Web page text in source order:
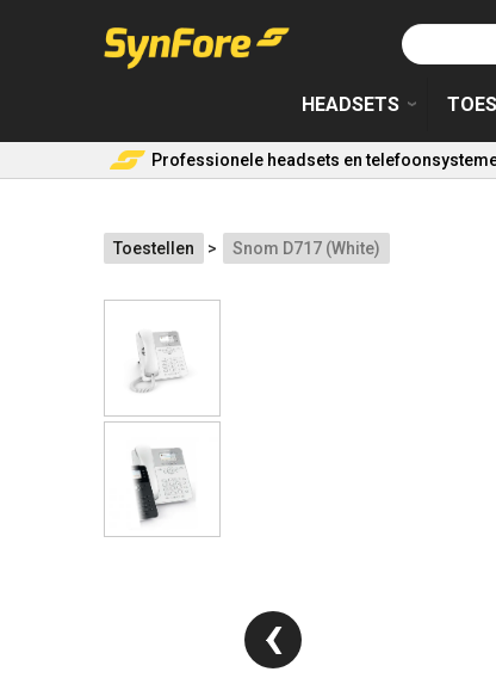
HEADSETS
Professionele headsets en
Toestellen Snom D717 (White)
‹